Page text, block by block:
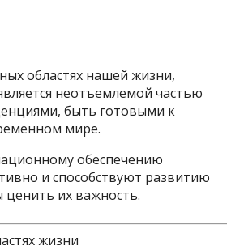
областях нашей жизни,
неотъемлемой частью
быть готовыми к
мире.
обеспечению
и способствуют развитию
их важность.
жизни